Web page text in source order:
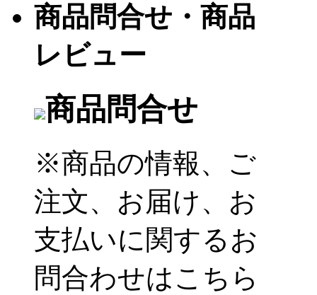
商品問合せ・商品
レビュー
商品問合せ
※商品の情報、ご
注文、お届け、お
支払いに関するお
問合わせはこちら